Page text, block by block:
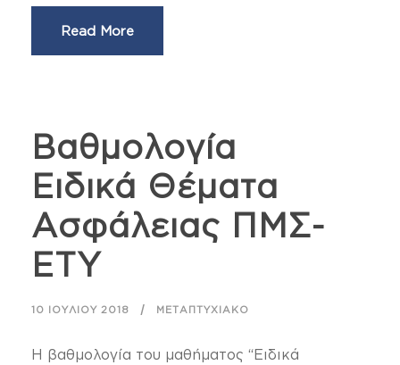
Read More
Βαθμολογία
Ειδικά Θέματα
Ασφάλειας ΠΜΣ-
ΕΤΥ
10 ΙΟΥΛΊΟΥ 2018 ΜΕΤΑΠΤΥΧΙΑΚΌ
Η βαθμολογία του μαθήματος “Ειδικά